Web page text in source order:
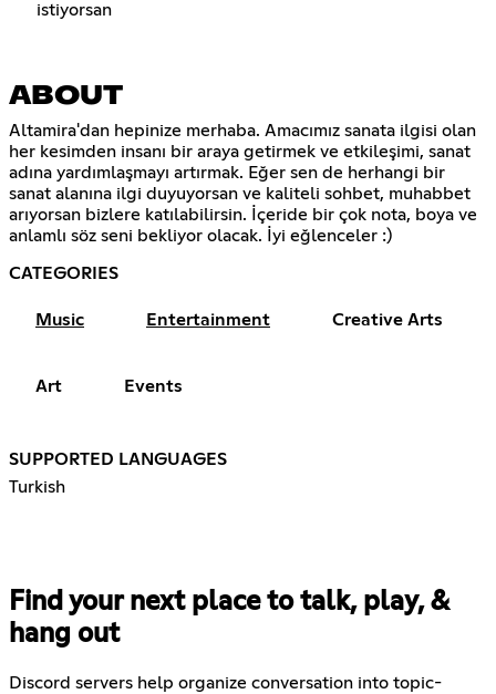
istiyorsan
ABOUT
Altamira'dan hepinize merhaba. Amacımız sanata ilgisi olan
her kesimden insanı bir araya getirmek ve etkileşimi, sanat
adına yardımlaşmayı artırmak. Eğer sen de herhangi bir
sanat alanına ilgi duyuyorsan ve kaliteli sohbet, muhabbet
arıyorsan bizlere katılabilirsin. İçeride bir çok nota, boya ve
anlamlı söz seni bekliyor olacak. İyi eğlenceler :)
CATEGORIES
Music Entertainment Creative Arts
Art Events
SUPPORTED LANGUAGES
Turkish
Find your next place to talk, play, &
hang out
Discord servers help organize conversation into topic-